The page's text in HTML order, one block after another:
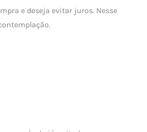
e deseja evitar juros. Nesse